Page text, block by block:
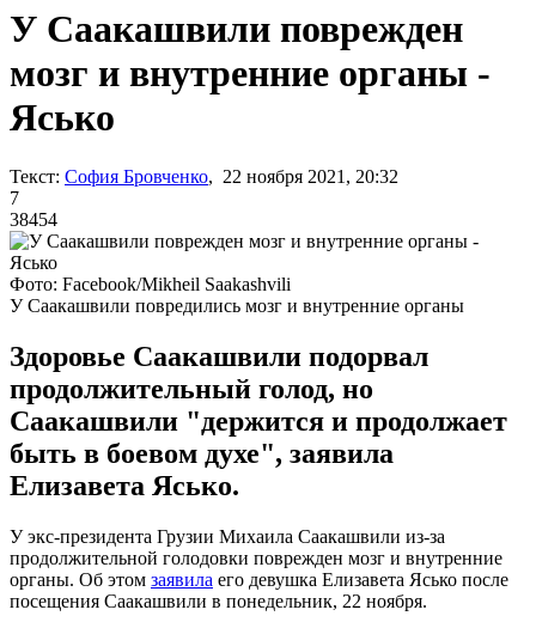
У Саакашвили поврежден
мозг и внутренние органы -
Ясько
Текст: София Бровченко, 22 ноября 2021, 20:32
7
38454
Фото: Facebook/Mikheil Saakashvili
У Саакашвили повредились мозг и внутренние органы
Здоровье Саакашвили подорвал
продолжительный голод, но
Саакашвили "держится и продолжает
быть в боевом духе", заявила
Елизавета Ясько.
У экс-президента Грузии Михаила Саакашвили из-за
продолжительной голодовки поврежден мозг и внутренние
органы. Об этом заявила его девушка Елизавета Ясько после
посещения Саакашвили в понедельник, 22 ноября.